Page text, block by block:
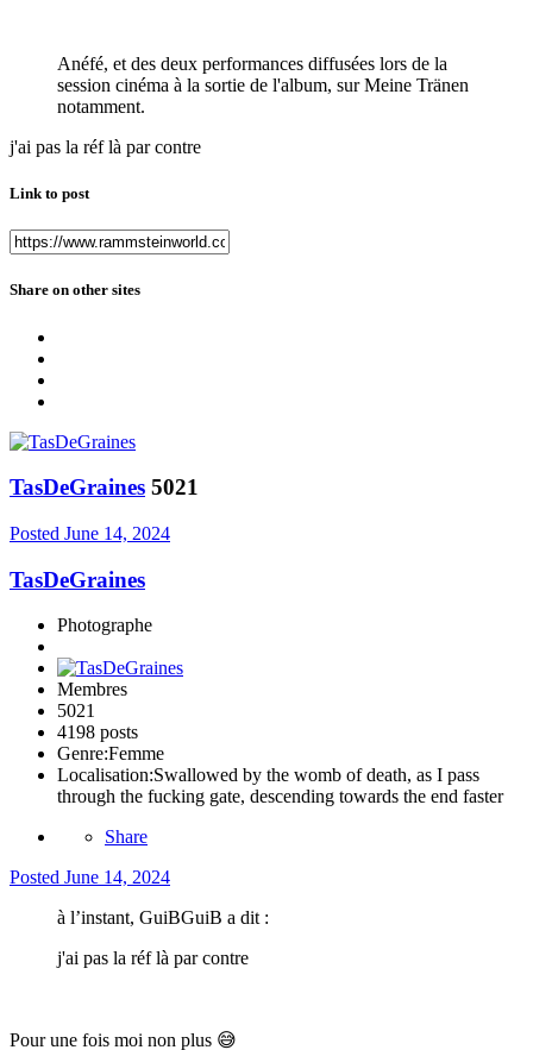
Anéfé, et des deux performances diffusées lors de la
session cinéma à la sortie de l'album, sur Meine Tränen
notamment.
j'ai pas la réf là par contre
Link to post
Share on other sites
TasDeGraines 5021
Posted June 14, 2024
TasDeGraines
Photographe
Membres
5021
4198 posts
Genre:Femme
Localisation:Swallowed by the womb of death, as I pass
through the fucking gate, descending towards the end faster
Share
Posted June 14, 2024
à l’instant, GuiBGuiB a dit :
j'ai pas la réf là par contre
Pour une fois moi non plus 😅